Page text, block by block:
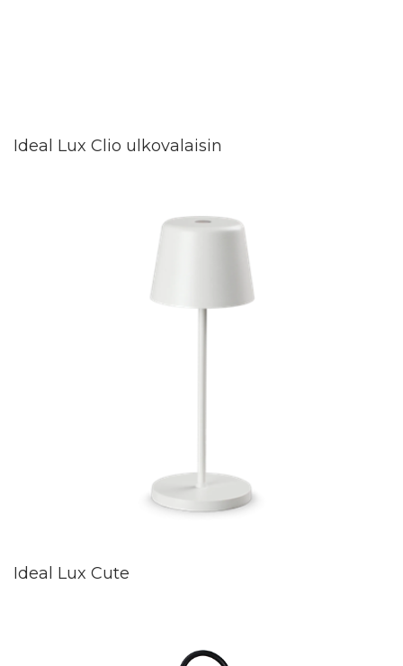
Ideal Lux Clio ulkovalaisin
Ideal Lux Cute